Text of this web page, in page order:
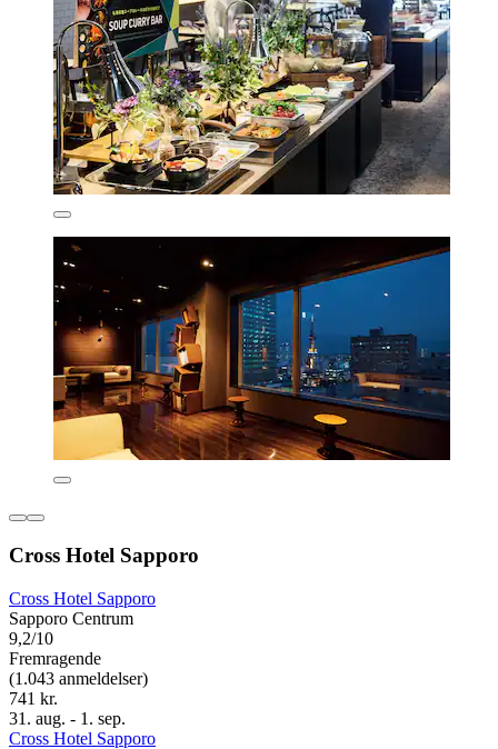
Cross Hotel Sapporo
Cross Hotel Sapporo
Sapporo Centrum
9,2/10
Fremragende
(1.043 anmeldelser)
741 kr.
31. aug. - 1. sep.
Cross Hotel Sapporo